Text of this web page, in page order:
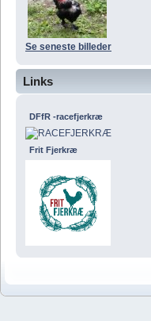
Se seneste billeder
Links
DFfR -racefjerkræ
Frit Fjerkræ